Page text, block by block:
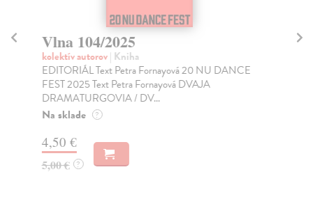
Vlna 104/2025
kolektív autorov| Kniha
EDITORIÁL Text Petra Fornayová 20 NU DANCE
FEST 2025 Text Petra Fornayová DVAJA
DRAMATURGOVIA / DV...
Na sklade ?
4,50 €
5,00 € ?